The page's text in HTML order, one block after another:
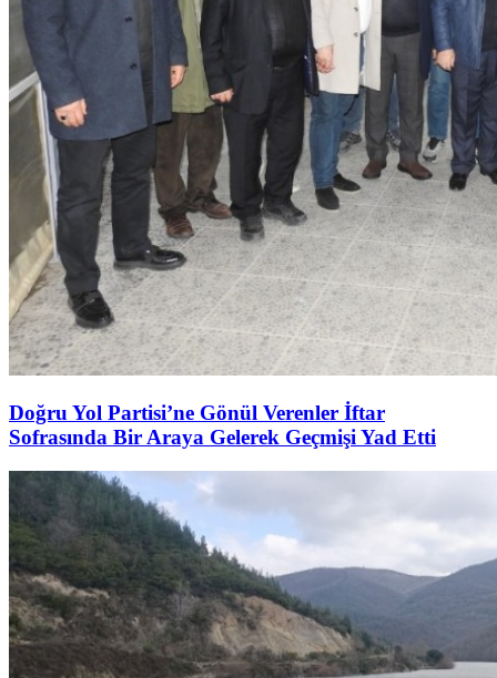
Doğru Yol Partisi’ne Gönül Verenler İftar
Sofrasında Bir Araya Gelerek Geçmişi Yad Etti